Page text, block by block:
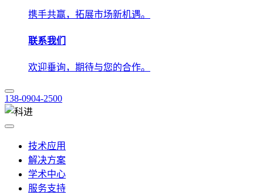
携手共赢，拓展市场新机遇。
联系我们
欢迎垂询，期待与您的合作。
138-0904-2500
技术应用
解决方案
学术中心
服务支持